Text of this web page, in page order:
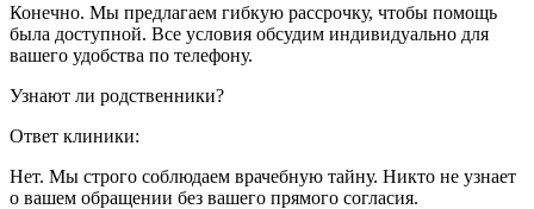
Конечно. Мы предлагаем гибкую рассрочку, чтобы помощь
была доступной. Все условия обсудим индивидуально для
вашего удобства по телефону.
Узнают ли родственники?
Ответ клиники:
Нет. Мы строго соблюдаем врачебную тайну. Никто не узнает
о вашем обращении без вашего прямого согласия.